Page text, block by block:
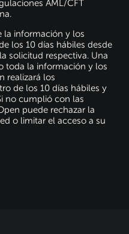
AML/CFT
la información y los
los 10 días hábiles desde
solicitud respectiva. Una
toda la información y los
realizará los
de los 10 días hábiles y
no cumplió con las
puede rechazar la
o limitar el acceso a su